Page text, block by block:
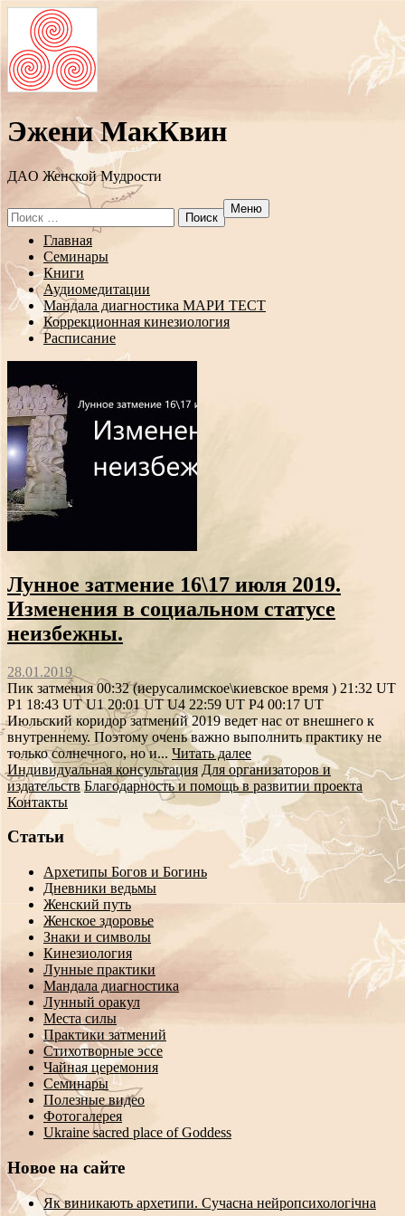
Эжени МакКвин
ДAO Женской Мудрости
Search
for:
Меню
Перейти
содержанию
Главная
Семинары
Книги
Аудиомедитации
Мандала диагностика МАРИ ТЕСТ
Коррекционная кинезиология
Расписание
Лунное затмение 16\17 июля 2019.
Изменения в социальном статусе
неизбежны.
28.01.2019
Пик затмения 00:32 (иерусалимское\киевское время ) 21:32 UT
P1 18:43 UT U1 20:01 UT U4 22:59 UT P4 00:17 UT
Июльский коридор затмений 2019 ведет нас от внешнего к
внутреннему. Поэтому очень важно выполнить практику не
только солнечного, но и... Читать далее
Индивидуальная консультация Для организаторов и
издательств Благодарность и помощь в развитии проекта
Контакты
Статьи
Архетипы Богов и Богинь
Дневники ведьмы
Женский путь
Женское здоровье
Знаки и символы
Кинезиология
Лунные практики
Мандала диагностика
Лунный оракул
Места силы
Практики затмений
Стихотворные эссе
Чайная церемония
Семинары
Полезные видео
Фотогалерея
Ukraine sacred place of Goddess
Новое на сайте
Як виникають архетипи. Сучасна нейропсихологічна